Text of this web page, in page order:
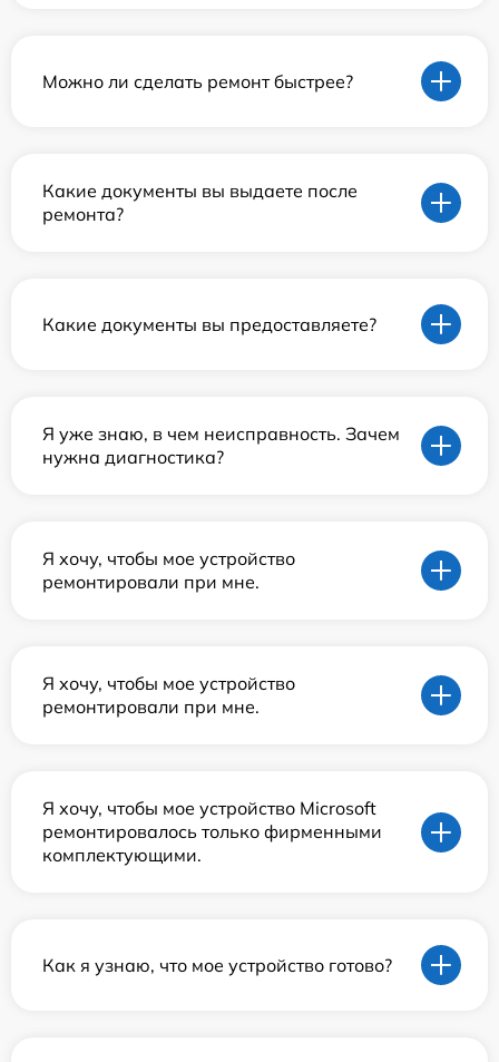
Можно ли сделать ремонт быстрее?
Какие документы вы выдаете после
ремонта?
Какие документы вы предоставляете?
Я уже знаю, в чем неисправность. Зачем
нужна диагностика?
Я хочу, чтобы мое устройство
ремонтировали при мне.
Я хочу, чтобы мое устройство
ремонтировали при мне.
Я хочу, чтобы мое устройство Microsoft
ремонтировалось только фирменными
комплектующими.
Как я узнаю, что мое устройство готово?